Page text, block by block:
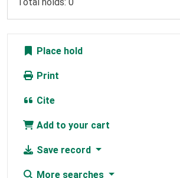
Place hold
Print
Cite
Add to your cart
Save record
More searches